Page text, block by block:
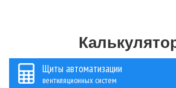
Щиты автоматизации
вентиляционных систем